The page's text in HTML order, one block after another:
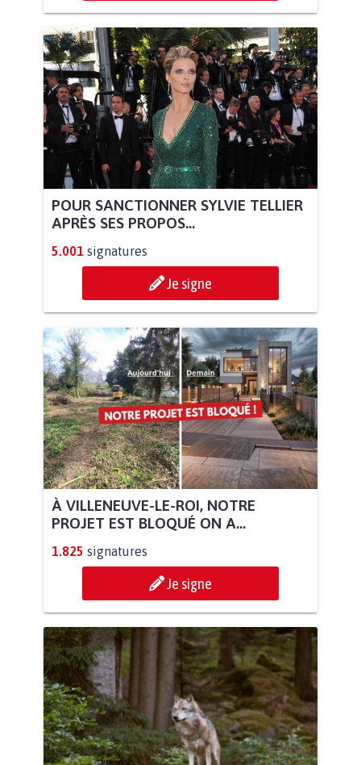
POUR SANCTIONNER SYLVIE TELLIER
APRÈS SES PROPOS...
5.001 signatures
Je signe
À VILLENEUVE-LE-ROI, NOTRE
PROJET EST BLOQUÉ ON A...
1.825 signatures
Je signe